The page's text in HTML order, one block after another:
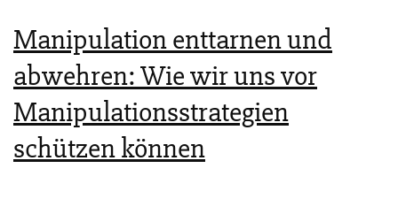
—
War­
um
„Lügen
Manipulation enttarnen und
abwehren: Wie wir uns vor
Manipulationsstrategien
schützen können